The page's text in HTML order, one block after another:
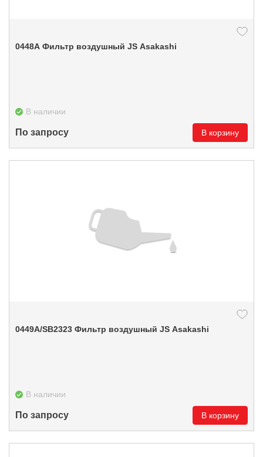
0448А Фильтр воздушный JS Asakashi
В наличии
По запросу В корзину
0449А/SB2323 Фильтр воздушный JS Asakashi
В наличии
По запросу В корзину